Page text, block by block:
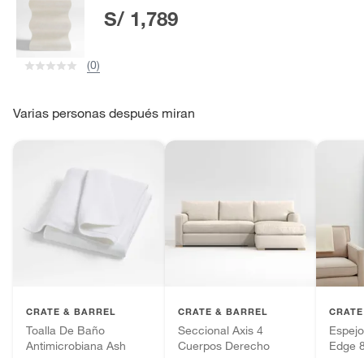
o
S/ 1,789
(0)
Varias personas después miran
CRATE & BARREL
Toalla De Baño
Antimicrobiana Ash
CRATE & BARREL
Seccional Axis 4
Cuerpos Derecho
Edge